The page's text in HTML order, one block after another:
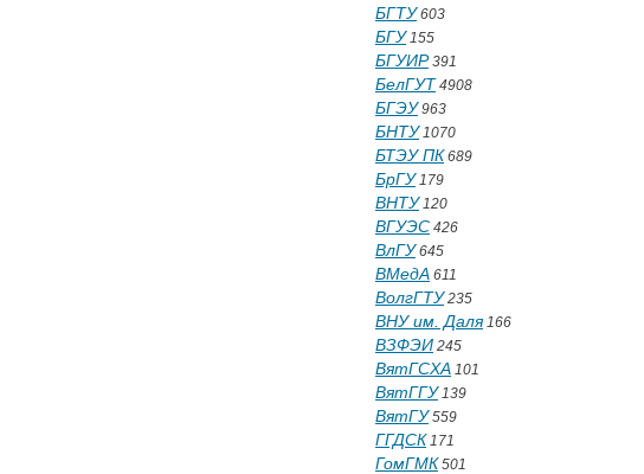
БГТУ603
БГУ155
БГУИР391
БелГУТ 4908
БГЭУ963
БНТУ1070
БТЭУ ПК 689
БрГУ179
ВНТУ120
ВГУЭС 426
ВлГУ645
ВМедА 611
ВолгГТУ235
ВНУ им. Даля166
ВЗФЭИ 245
ВятГСХА 101
ВятГГУ139
ВятГУ559
ГГДСК 171
ГомГМК 501